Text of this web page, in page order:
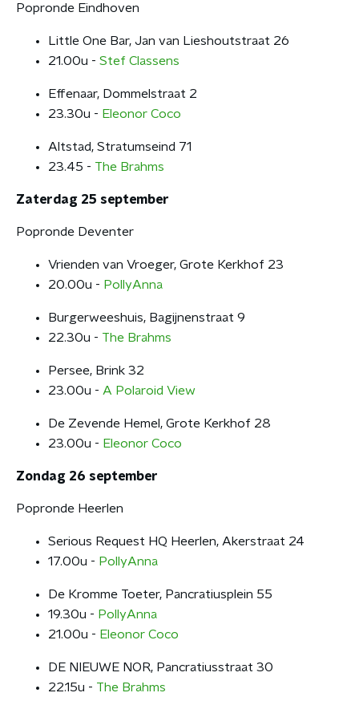
Popronde Eindhoven
Little One Bar, Jan van Lieshoutstraat 26
21.00u - Stef Classens
Effenaar, Dommelstraat 2
23.30u - Eleonor Coco
Altstad, Stratumseind 71
23.45 - The Brahms
Zaterdag 25 september
Popronde Deventer
Vrienden van Vroeger, Grote Kerkhof 23
20.00u - PollyAnna
Burgerweeshuis, Bagijnenstraat 9
22.30u - The Brahms
Persee, Brink 32
23.00u - A Polaroid View
De Zevende Hemel, Grote Kerkhof 28
23.00u - Eleonor Coco
Zondag 26 september
Popronde Heerlen
Serious Request HQ Heerlen, Akerstraat 24
17.00u - PollyAnna
De Kromme Toeter, Pancratiusplein 55
19.30u - PollyAnna
21.00u - Eleonor Coco
DE NIEUWE NOR, Pancratiusstraat 30
22.15u - The Brahms